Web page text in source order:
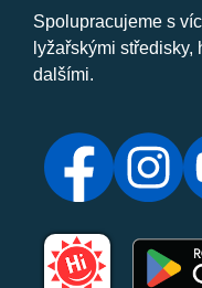
Spolupracujeme s
lyžařskými
dalšími.